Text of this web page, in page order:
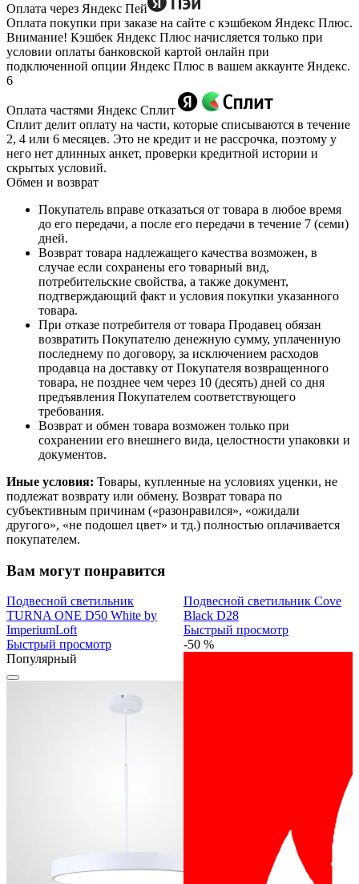
Оплата через Яндекс Пей
Оплата покупки при заказе на сайте с кэшбеком Яндекс Плюс.
Внимание! Кэшбек Яндекс Плюс начисляется только при
условии оплаты банковской картой онлайн при
подключенной опции Яндекс Плюс в вашем аккаунте Яндекс.
6
Оплата частями Яндекс Сплит
Сплит делит оплату на части, которые списываются в течение
2, 4 или 6 месяцев. Это не кредит и не рассрочка, поэтому у
него нет длинных анкет, проверки кредитной истории и
скрытых условий.
Обмен и возврат
Покупатель вправе отказаться от товара в любое время
до его передачи, а после его передачи в течение 7 (семи)
дней.
Возврат товара надлежащего качества возможен, в
случае если сохранены его товарный вид,
потребительские свойства, а также документ,
подтверждающий факт и условия покупки указанного
товара.
При отказе потребителя от товара Продавец обязан
возвратить Покупателю денежную сумму, уплаченную
последнему по договору, за исключением расходов
продавца на доставку от Покупателя возвращенного
товара, не позднее чем через 10 (десять) дней со дня
предъявления Покупателем соответствующего
требования.
Возврат и обмен товара возможен только при
сохранении его внешнего вида, целостности упаковки и
документов.
Иные условия: Товары, купленные на условиях уценки, не
подлежат возврату или обмену. Возврат товара по
субъективным причинам («разонравился», «ожидали
другого», «не подошел цвет» и тд.) полностью оплачивается
покупателем.
Вам могут понравится
Подвесной светильник
TURNA ONE D50 White by
ImperiumLoft
Быстрый просмотр
Популярный
Подвесной светильник Cove
Black D28
Быстрый просмотр
-50 %